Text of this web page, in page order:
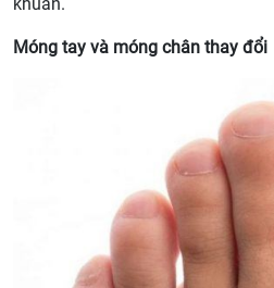
Móng tay và móng chân thay đổi